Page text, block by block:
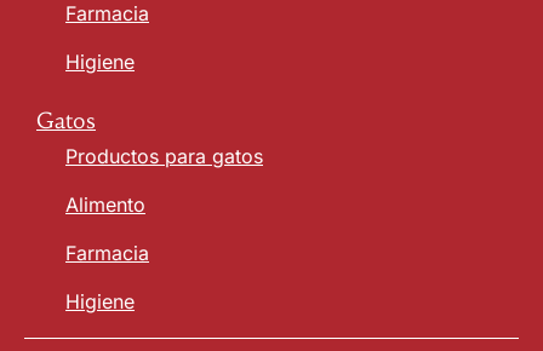
Farmacia
Higiene
Gatos
Productos para gatos
Alimento
Farmacia
Higiene